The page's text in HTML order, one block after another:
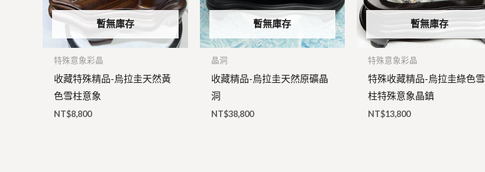
暫無庫存
特殊意象彩晶
收藏特殊精品-烏拉圭天然黃
色雪柱意象
NT$8,800
暫無庫存
晶洞
收藏精品-烏拉圭天然原礦晶
洞
NT$38,800
暫無庫存
特殊意象彩晶
特殊收藏精品-烏拉圭綠色雪
柱特殊意象晶鎮
NT$13,800